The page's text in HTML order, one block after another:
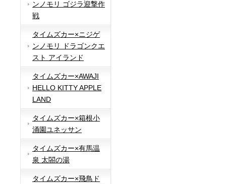
ンノモリ ゴジラ迎撃作
戦
タイムズカー×ニジゲ
ンノモリ ドラゴンクエ
スト アイランド
タイムズカー×AWAJI
HELLO KITTY APPLE
LAND
タイムズカー×箱根小
涌園ユネッサン
タイムズカー×有馬温
泉 太閤の湯
タイムズカー×飛鳥ド